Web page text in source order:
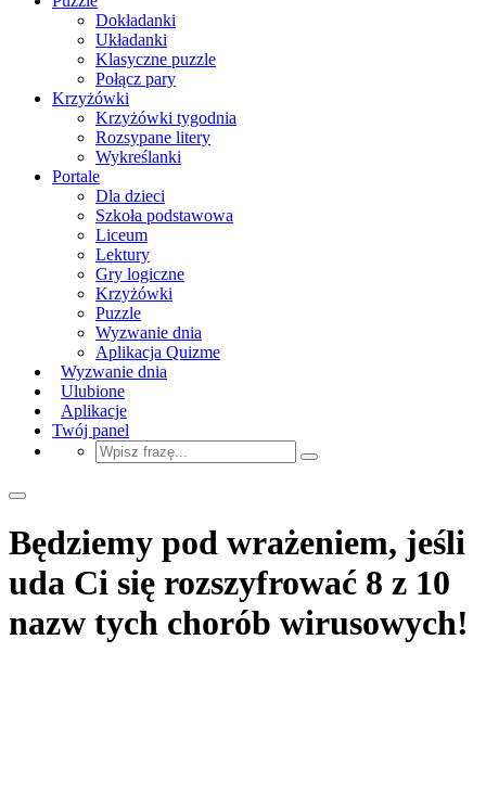
Dokładanki
Układanki
Klasyczne puzzle
Połącz pary
Krzyżówki
Krzyżówki tygodnia
Rozsypane litery
Wykreślanki
Portale
Dla dzieci
Szkoła podstawowa
Liceum
Lektury
Gry logiczne
Krzyżówki
Puzzle
Wyzwanie dnia
Aplikacja Quizme
Wyzwanie dnia
Ulubione
Aplikacje
Twój panel
Będziemy pod wrażeniem, jeśli
uda Ci się rozszyfrować 8 z 10
nazw tych chorób wirusowych!